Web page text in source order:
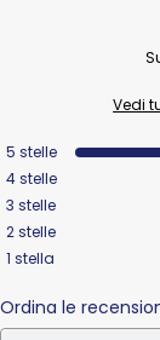
Vedi
5 stelle
4stelle
3 stelle
2stelle
1 stella
Ordina le